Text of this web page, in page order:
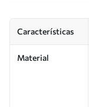
Características
Material